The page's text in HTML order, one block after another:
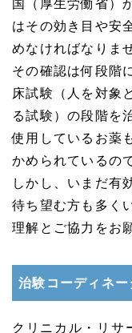
国（厚生労働省）
はその効き目や安
めなければなりま
その確認は何段階
床試験（人を対象
る試験）の段階を
使用しているお薬
かめられているの
しかし、いまだ有
待ち望む方も多く
理解とご協力をお
治験コーディネー
クリニカル・リサ